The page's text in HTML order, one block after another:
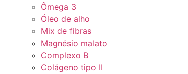
Ômega 3
Óleo de alho
Mix de fibras
Magnésio malato
Complexo B
Colágeno tipo II